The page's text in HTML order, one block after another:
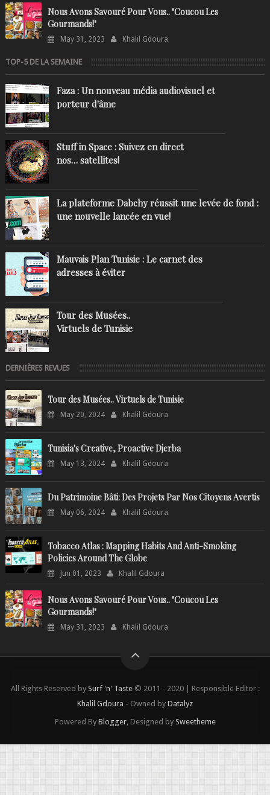
Nous Avons Savouré Pour Vous.. "Coucou Les
Gourmands!"
May 31, 2023 Khalil Gdoura
TOP-5 DE LA SEMAINE
Faza : Un nouveau média audiovisuel et
porteur d'âme
Stuff in Space : Suivez en direct
nos… satellites!
La plateforme Dabchy réussit une levée de fond :
une nouvelle lancée en vue!
Mauvais Plan Tunisie : Le carnet des
adresses à éviter
Tour des Musées..
Virtuels de Tunisie
DERNIÈRES REVUES
Tour des Musées.. Virtuels de Tunisie
May 20, 2024 Khalil Gdoura
Tunisia's Creative, Proactive Djerba
May 13, 2024 Khalil Gdoura
Du Patrimoine Bâti: Des Projets Par Nos Citoyens Avertis
May 06, 2024 Khalil Gdoura
Tobacco Atlas : Mapping Habits And Anti-Smoking
Policies Around The Globe
Jun 01, 2023 Khalil Gdoura
Nous Avons Savouré Pour Vous.. "Coucou Les
Gourmands!"
May 31, 2023 Khalil Gdoura
All Rights Reserved by Surf 'n' Taste© 2011 - 2020 | Responsible Editor :
Khalil Gdoura - Owned by Datalyz
Powered By Blogger, Designed by Sweetheme